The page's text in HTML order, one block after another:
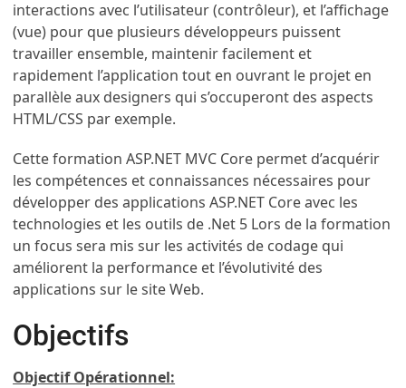
interactions avec l’utilisateur (contrôleur), et l’affichage
(vue) pour que plusieurs développeurs puissent
travailler ensemble, maintenir facilement et
rapidement l’application tout en ouvrant le projet en
parallèle aux designers qui s’occuperont des aspects
HTML/CSS par exemple.
Cette formation ASP.NET MVC Core permet d’acquérir
les compétences et connaissances nécessaires pour
développer des applications ASP.NET Core avec les
technologies et les outils de .Net 5 Lors de la formation
un focus sera mis sur les activités de codage qui
améliorent la performance et l’évolutivité des
applications sur le site Web.
Objectifs
Objectif Opérationnel: